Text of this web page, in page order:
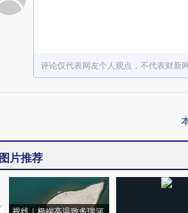
评论仅代表网友个人观点，不代表财新
图片推荐